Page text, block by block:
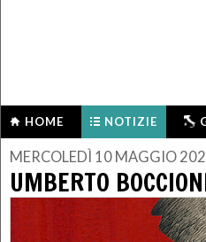
HOME NOTIZIE
MERCOLEDÌ 10 MAGGIO
UMBERTO